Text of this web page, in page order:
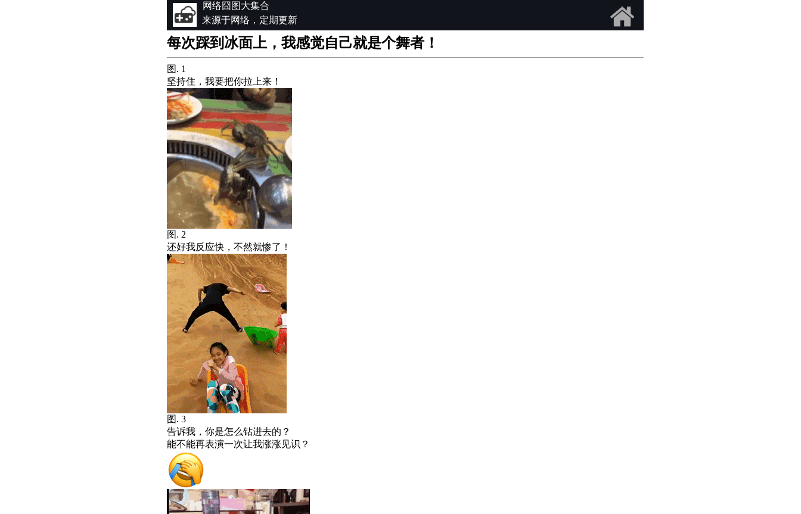
网络囧图大集合
来源于网络，定期更新
每次踩到冰面上，我感觉自己就是个舞者！
图. 1
坚持住，我要把你拉上来！
图. 2
还好我反应快，不然就惨了！
图. 3
告诉我，你是怎么钻进去的？
能不能再表演一次让我涨涨见识？